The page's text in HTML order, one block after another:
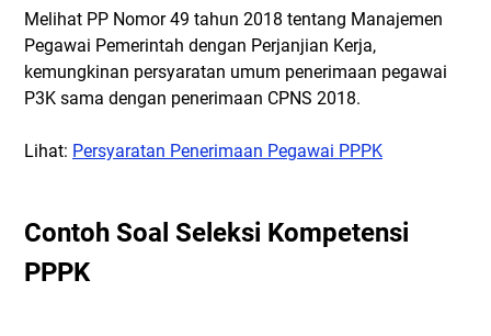
Melihat PP Nomor 49 tahun 2018 tentang Manajemen
Pegawai Pemerintah dengan Perjanjian Kerja,
kemungkinan persyaratan umum penerimaan pegawai
P3K sama dengan penerimaan CPNS 2018.
Lihat: Persyaratan Penerimaan Pegawai PPPK
Contoh Soal Seleksi Kompetensi
PPPK